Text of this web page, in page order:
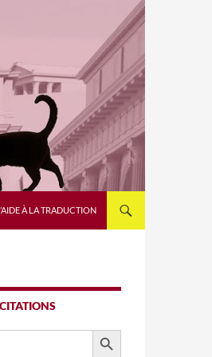
À LA TRADUCTION
SEARCH BUTTON